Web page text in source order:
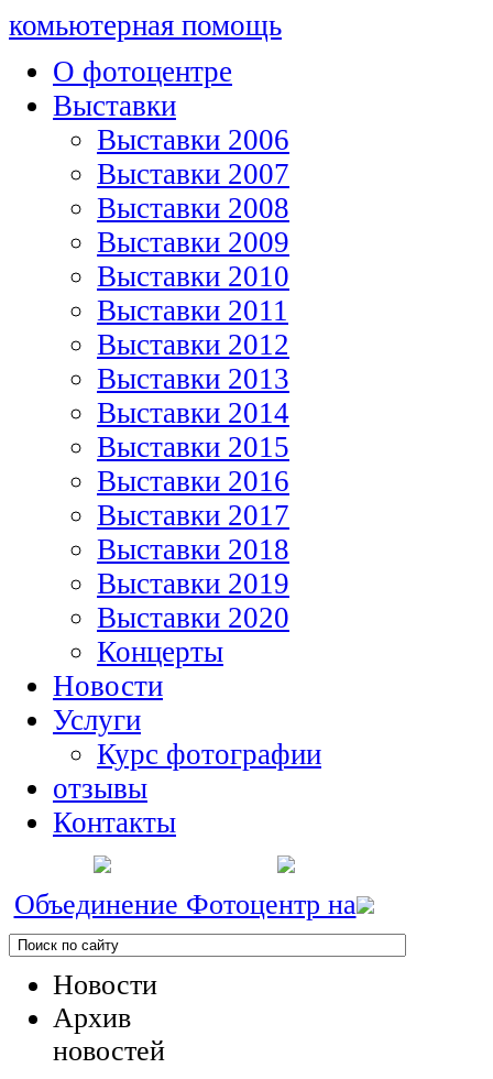
комьютерная помощь
О фотоцентре
Выставки
Выставки 2006
Выставки 2007
Выставки 2008
Выставки 2009
Выставки 2010
Выставки 2011
Выставки 2012
Выставки 2013
Выставки 2014
Выставки 2015
Выставки 2016
Выставки 2017
Выставки 2018
Выставки 2019
Выставки 2020
Концерты
Новости
Услуги
Курс фотографии
отзывы
Контакты
Объединение Фотоцентр на
Новости
Архив
новостей